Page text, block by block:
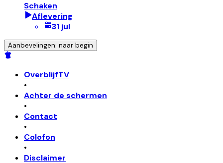
Schaken
Aflevering
31 jul
Aanbevelingen: naar begin
OverblijfTV
•
Achter de schermen
•
Contact
•
Colofon
•
Disclaimer